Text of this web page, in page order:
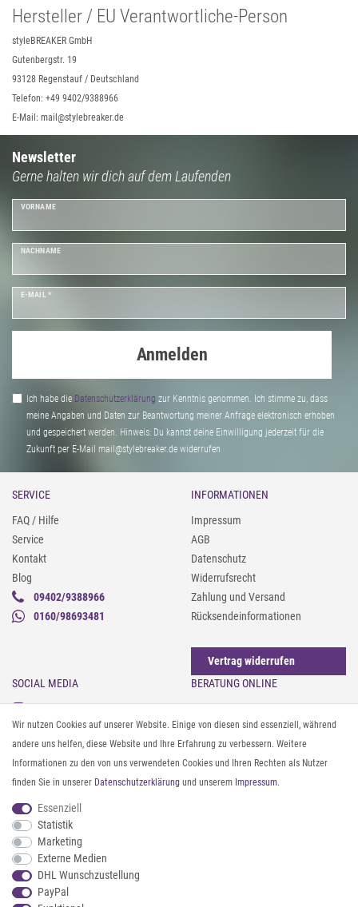
Hersteller / EU Verantwortliche-Person
styleBREAKER GmbH
Gutenbergstr. 19
93128 Regenstauf / Deutschland
Telefon: +49 9402/9388966
E-Mail: mail@stylebreaker.de
Newsletter
Gerne halten wir dich auf dem Laufenden
VORNAME
NACHNAME
E-MAIL *
Anmelden
Ich habe die Daten­schutz­erklärung zur Kenntnis genommen. Ich stimme zu, dass
meine Angaben und Daten zur Beantwortung meiner Anfrage elektronisch erhoben
und gespeichert werden. Hinweis: Du kannst deine Einwilligung jederzeit für die
Zukunft per E-Mail mail@stylebreaker.de widerrufen
SERVICE
FAQ / Hilfe
Service
Kontakt
Blog
09402/9388966
0160/98693481
INFORMATIONEN
Impressum
AGB
Datenschutz
Widerrufsrecht
Zahlung und Versand
Rücksendeinformationen
Vertrag widerrufen
SOCIAL MEDIA
Instagram
Facebook
Pinterest
Twitter
Youtube
Threads
BERATUNG ONLINE
Gürtel messen & kürzen
Sonnenbrillen & UV-Schutz
Textilpflege
Textil- und Material-Guide
Geldbörse richtig organisieren
ZAHLUNG & VERSAND
Wir nutzen Cookies auf unserer Website. Einige von diesen sind essenziell, während
andere uns helfen, diese Website und Ihre Erfahrung zu verbessern. Weitere
Informationen zu den von uns verwendeten Cookies und Ihren Rechten als Nutzer
finden Sie in unserer Daten­schutz­erklärung und unserem Impressum.
Essenziell
Statistik
Marketing
Externe Medien
DHL Wunschzustellung
PayPal